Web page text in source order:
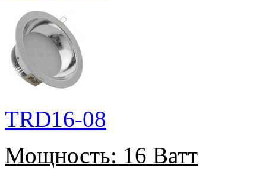
TRD16-08
Мощность: 16 Ватт